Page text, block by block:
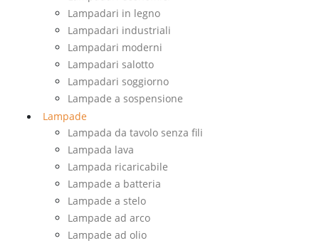
Lampadari in legno
Lampadari industriali
Lampadari moderni
Lampadari salotto
Lampadari soggiorno
Lampade a sospensione
Lampade
Lampada da tavolo senza fili
Lampada lava
Lampada ricaricabile
Lampade a batteria
Lampade a stelo
Lampade ad arco
Lampade ad olio